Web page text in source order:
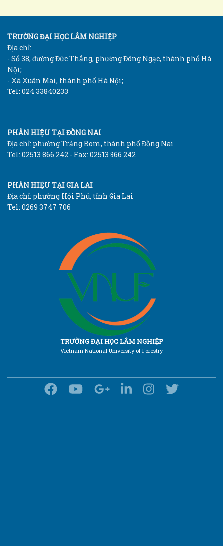
TRƯỜNG ĐẠI HỌC LÂM NGHIỆP
Địa chỉ:
- Số 38, đường Đức Thắng, phường Đông Ngạc, thành phố Hà
Nội;
- Xã Xuân Mai, thành phố Hà Nội;
Tel: 024 33840233
PHÂN HIỆU TẠI ĐỒNG NAI
Địa chỉ: phường Trảng Bom, thành phố Đồng Nai
Tel: 02513 866 242 - Fax: 02513 866 242
PHÂN HIỆU TẠI GIA LAI
Địa chỉ: phường Hội Phú, tỉnh Gia Lai
Tel: 0269 3747 706
TRƯỜNG ĐẠI HỌC LÂM NGHIỆP
Vietnam National University of Forestry